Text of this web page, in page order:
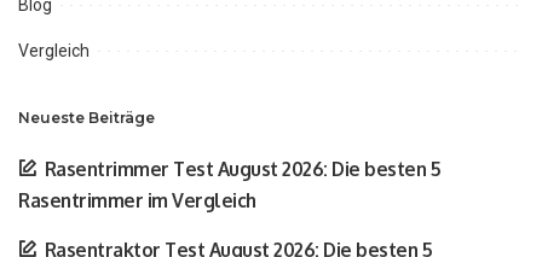
Blog
Vergleich
Neueste Beiträge
Rasentrimmer Test August 2026: Die besten 5
Rasentrimmer im Vergleich
Rasentraktor Test August 2026: Die besten 5